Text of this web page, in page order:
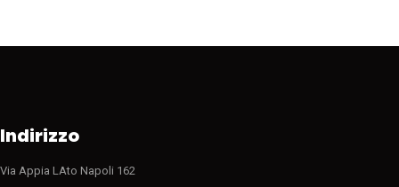
Indirizzo
Via Appia LAto Napoli 162